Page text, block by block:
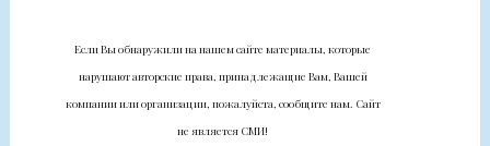
Если Вы обнаружили на нашем сайте материалы, которые
нарушают авторские права, принадлежащие Вам, Вашей
компании или организации, пожалуйста, сообщите нам. Сайт
не является СМИ!